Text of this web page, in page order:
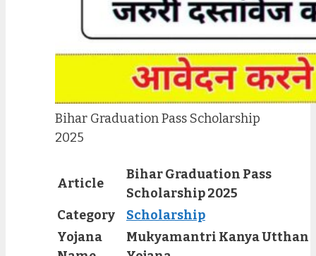
Bihar Graduation Pass Scholarship
2025
Article
Bihar Graduation Pass
Scholarship 2025
Category
Scholarship
Yojana
Mukyamantri Kanya Utthan